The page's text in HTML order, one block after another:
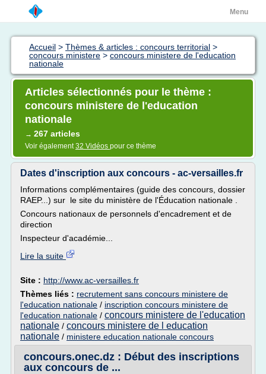
Menu
Accueil > Thèmes & articles : concours territorial >
concours ministere > concours ministere de l'education
nationale
Articles sélectionnés pour le thème :
concours ministere de l'education
nationale
→ 267 articles
Voir également32 Vidéos pour ce thème
Dates d'inscription aux concours - ac-versailles.fr
Informations complémentaires (guide des concours, dossier
RAEP...) sur le site du ministère de l'Éducation nationale .
Concours nationaux de personnels d'encadrement et de
direction
Inspecteur d'académie...
Lire la suite
Site : http://www.ac-versailles.fr
Thèmes liés : recrutement sans concours ministere de
l'education nationale / inscription concours ministere de
l'education nationale / concours ministere de l'education
nationale / concours ministere de l education
nationale / ministere education nationale concours
concours.onec.dz : Début des inscriptions
aux concours de ...